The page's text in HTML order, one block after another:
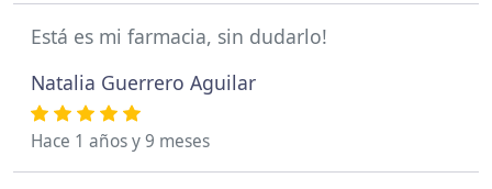
Está es mi farmacia, sin dudarlo!
Natalia Guerrero Aguilar
Hace 1 años y 9 meses